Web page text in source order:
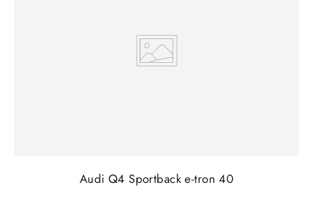
Audi Q4 Sportback e-tron 40